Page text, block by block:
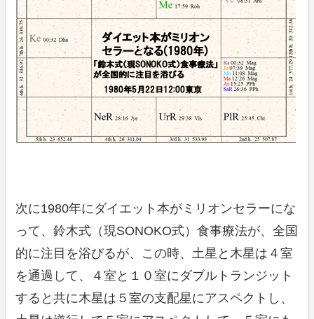
次に1980年にダイエット本がミリオンセラーにな
って、鈴木式（現SONOKO式）食事療法が、全国
的に注目を浴びるが、この時、土星と木星は４室
を通過して、４室と１０室にダブルトランジット
すると共に木星は５室の支配星にアスペクトし、